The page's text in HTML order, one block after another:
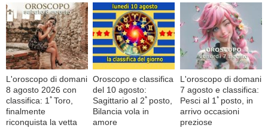
L'oroscopo di domani
8 agosto 2026 con
classifica: 1ﾟToro,
finalmente
riconquista la vetta
Oroscopo e classifica
del 10 agosto:
Sagittario al 2ﾟposto,
Bilancia vola in
amore
L'oroscopo di domani
7 agosto e classifica:
Pesci al 1ﾟposto, in
arrivo occasioni
preziose